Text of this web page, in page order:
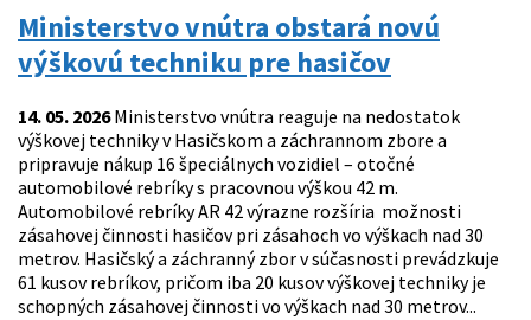
Ministerstvo vnútra obstará novú
výškovú techniku pre hasičov
14. 05. 2026Ministerstvo vnútra reaguje na nedostatok
výškovej techniky v Hasičskom a záchrannom zbore a
pripravuje nákup 16 špeciálnych vozidiel – otočné
automobilové rebríky s pracovnou výškou 42 m.
Automobilové rebríky AR 42 výrazne rozšíria možnosti
zásahovej činnosti hasičov pri zásahoch vo výškach nad 30
metrov. Hasičský a záchranný zbor v súčasnosti prevádzkuje
61 kusov rebríkov, pričom iba 20 kusov výškovej techniky je
schopných zásahovej činnosti vo výškach nad 30 metrov...